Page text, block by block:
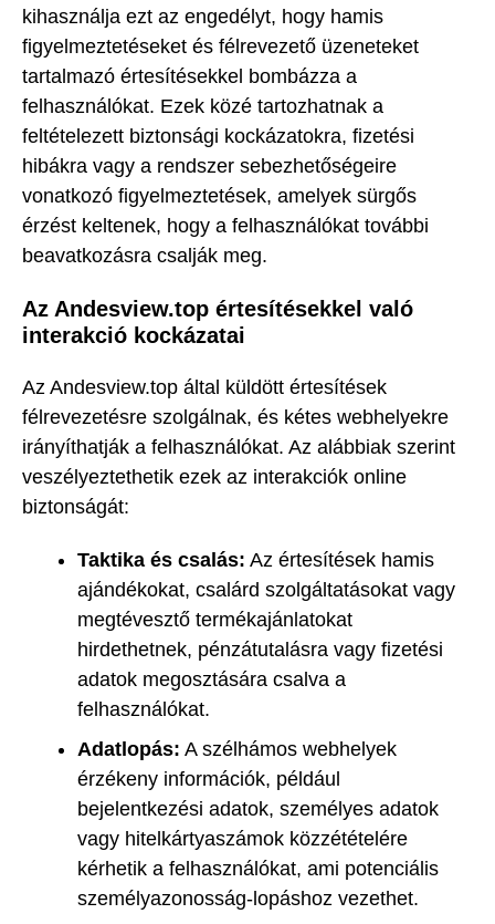
kihasználja ezt az engedélyt, hogy hamis
figyelmeztetéseket és félrevezető üzeneteket
tartalmazó értesítésekkel bombázza a
felhasználókat. Ezek közé tartozhatnak a
feltételezett biztonsági kockázatokra, fizetési
hibákra vagy a rendszer sebezhetőségeire
vonatkozó figyelmeztetések, amelyek sürgős
érzést keltenek, hogy a felhasználókat további
beavatkozásra csalják meg.
Az Andesview.top értesítésekkel való
interakció kockázatai
Az Andesview.top által küldött értesítések
félrevezetésre szolgálnak, és kétes webhelyekre
irányíthatják a felhasználókat. Az alábbiak szerint
veszélyeztethetik ezek az interakciók online
biztonságát:
Taktika és csalás: Az értesítések hamis
ajándékokat, csalárd szolgáltatásokat vagy
megtévesztő termékajánlatokat
hirdethetnek, pénzátutalásra vagy fizetési
adatok megosztására csalva a
felhasználókat.
Adatlopás: A szélhámos webhelyek
érzékeny információk, például
bejelentkezési adatok, személyes adatok
vagy hitelkártyaszámok közzétételére
kérhetik a felhasználókat, ami potenciális
személyazonosság-lopáshoz vezethet.